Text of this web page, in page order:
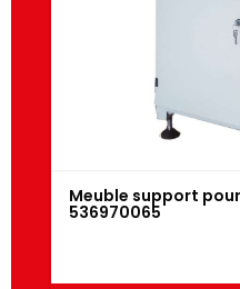
Meuble support
536970065